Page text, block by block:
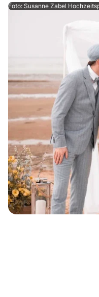
Foto: Susanne Zabel